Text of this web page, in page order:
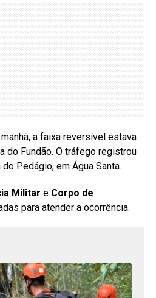
a faixa reversível estava
do Fundão. O tráfego registrou
Pedágio, em Água Santa.
Militar e Corpo de
para atender a ocorrência.